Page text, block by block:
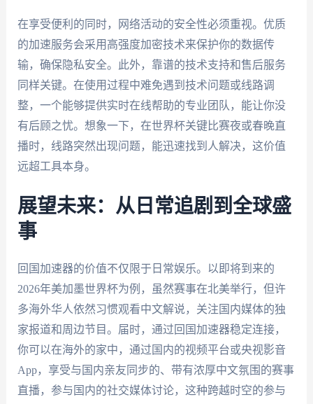
在享受便利的同时，网络活动的安全性必须重视。优质
的加速服务会采用高强度加密技术来保护你的数据传
输，确保隐私安全。此外，靠谱的技术支持和售后服务
同样关键。在使用过程中难免遇到技术问题或线路调
整，一个能够提供实时在线帮助的专业团队，能让你没
有后顾之忧。想象一下，在世界杯关键比赛夜或春晚直
播时，线路突然出现问题，能迅速找到人解决，这价值
远超工具本身。
展望未来：从日常追剧到全球盛
事
回国加速器的价值不仅限于日常娱乐。以即将到来的
2026年美加墨世界杯为例，虽然赛事在北美举行，但许
多海外华人依然习惯观看中文解说，关注国内媒体的独
家报道和周边节目。届时，通过回国加速器稳定连接，
你可以在海外的家中，通过国内的视频平台或央视影音
App，享受与国内亲友同步的、带有浓厚中文氛围的赛事
直播，参与国内的社交媒体讨论，这种跨越时空的参与